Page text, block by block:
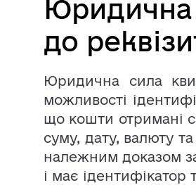
Юридична
до
Юридична сила
можливості
що кошти отримані
суму, дату, валюту
належним доказом
і має ідентифікатор